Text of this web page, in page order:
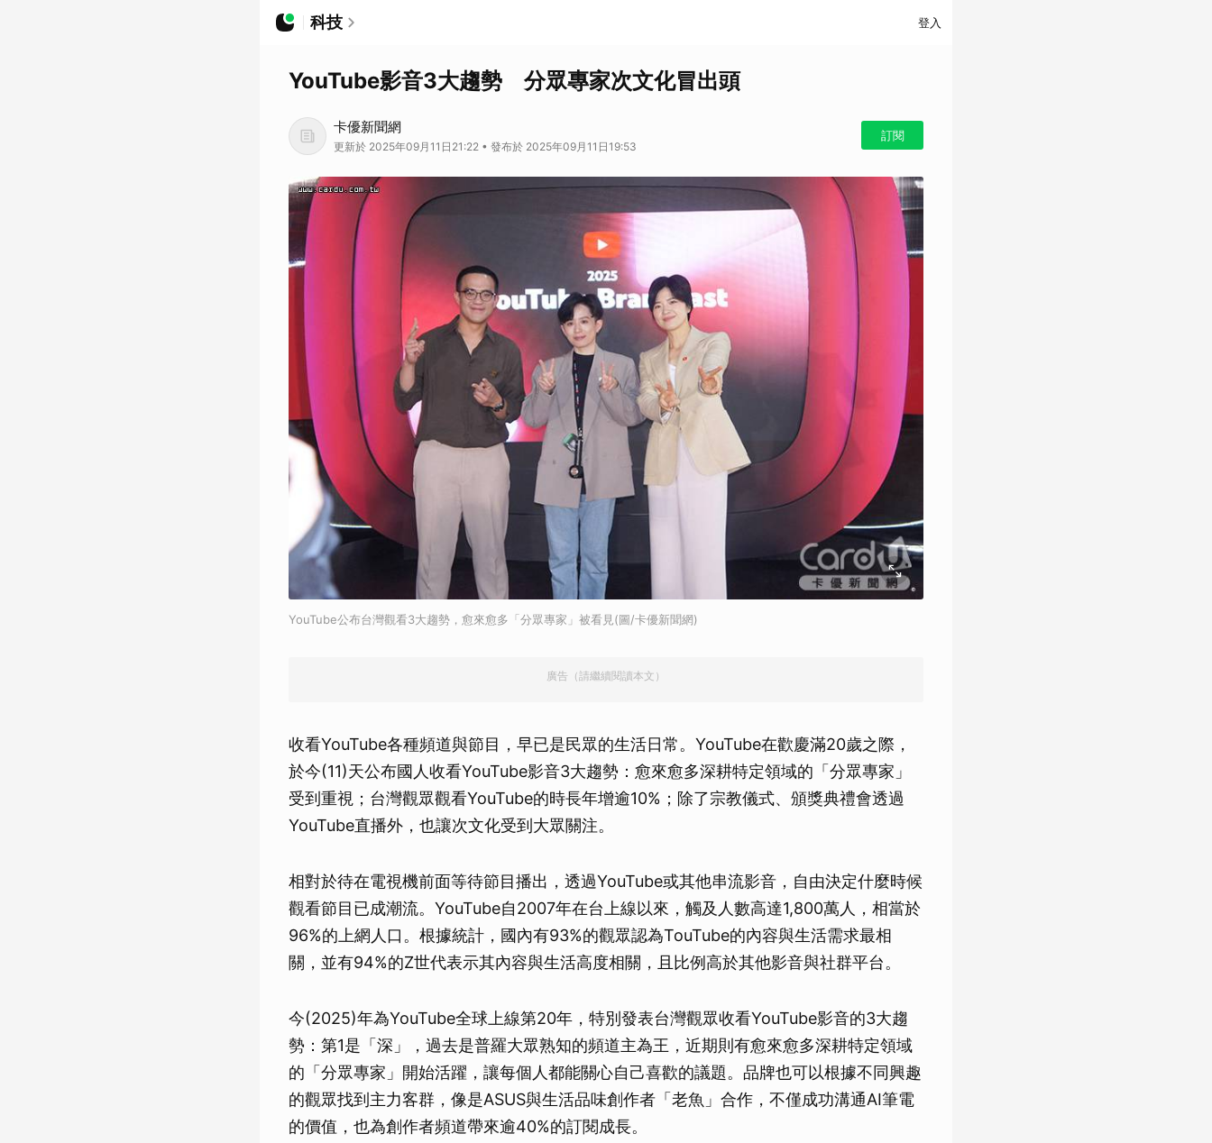
科技 登入
YouTube影音3大趨勢 分眾專家次文化冒出頭
卡優新聞網
更新於 2025年09月11日21:22 • 發布於 2025年09月11日19:53
訂閱
YouTube公布台灣觀看3大趨勢，愈來愈多「分眾專家」被看見(圖/卡優新聞網)
廣告（請繼續閱讀本文）
收看YouTube各種頻道與節目，早已是民眾的生活日常。YouTube在歡慶滿20歲之際，
於今(11)天公布國人收看YouTube影音3大趨勢：愈來愈多深耕特定領域的「分眾專家」
受到重視；台灣觀眾觀看YouTube的時長年增逾10%；除了宗教儀式、頒獎典禮會透過
YouTube直播外，也讓次文化受到大眾關注。
相對於待在電視機前面等待節目播出，透過YouTube或其他串流影音，自由決定什麼時候
觀看節目已成潮流。YouTube自2007年在台上線以來，觸及人數高達1,800萬人，相當於
96%的上網人口。根據統計，國內有93%的觀眾認為TouTube的內容與生活需求最相
關，並有94%的Z世代表示其內容與生活高度相關，且比例高於其他影音與社群平台。
今(2025)年為YouTube全球上線第20年，特別發表台灣觀眾收看YouTube影音的3大趨
勢：第1是「深」，過去是普羅大眾熟知的頻道主為王，近期則有愈來愈多深耕特定領域
的「分眾專家」開始活躍，讓每個人都能關心自己喜歡的議題。品牌也可以根據不同興趣
的觀眾找到主力客群，像是ASUS與生活品味創作者「老魚」合作，不僅成功溝通AI筆電
的價值，也為創作者頻道帶來逾40%的訂閱成長。